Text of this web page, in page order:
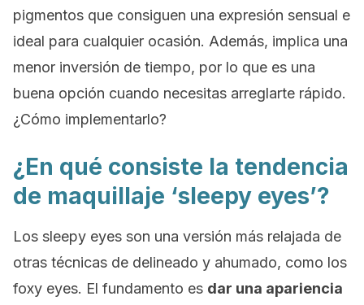
pigmentos que consiguen una expresión sensual e
ideal para cualquier ocasión. Además, implica una
menor inversión de tiempo, por lo que es una
buena opción cuando necesitas arreglarte rápido.
¿Cómo implementarlo?
¿En qué consiste la tendencia
de maquillaje ‘sleepy eyes’?
Los sleepy eyes son una versión más relajada de
otras técnicas de delineado y ahumado, como los
foxy eyes. El fundamento es dar una apariencia